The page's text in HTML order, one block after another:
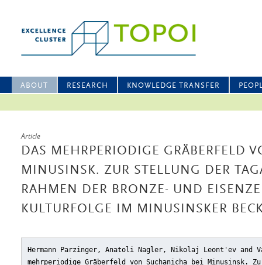
ABOUT RESEARCH KNOWLEDGE TRANSFER
Article
DAS MEHRPERIODIGE GRÄBERFELD
MINUSINSK. ZUR STELLUNG DER
RAHMEN DER BRONZE- UND
KULTURFOLGE IM MINUSINSKER
Hermann Parzinger, Anatoli Nagler, Nikolaj Leont'ev and
mehrperiodige Gräberfeld von Suchanicha bei Minusinsk.